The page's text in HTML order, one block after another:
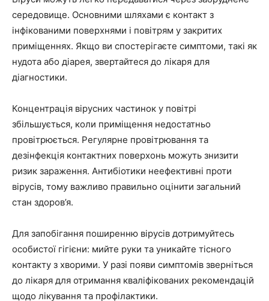
середовище. Основними шляхами є контакт з
інфікованими поверхнями і повітрям у закритих
приміщеннях. Якщо ви спостерігаєте симптоми, такі як
нудота або діарея, звертайтеся до лікаря для
діагностики.
Концентрація вірусних частинок у повітрі
збільшується, коли приміщення недостатньо
провітрюється. Регулярне провітрювання та
дезінфекція контактних поверхонь можуть знизити
ризик зараження. Антибіотики неефективні проти
вірусів, тому важливо правильно оцінити загальний
стан здоров’я.
Для запобігання поширенню вірусів дотримуйтесь
особистої гігієни: мийте руки та уникайте тісного
контакту з хворими. У разі появи симптомів зверніться
до лікаря для отримання кваліфікованих рекомендацій
щодо лікування та профілактики.